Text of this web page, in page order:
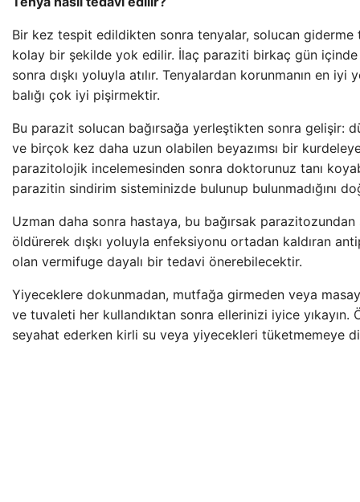
Bir kez tespit edildikten sonra tenyalar, solucan
kolay bir şekilde yok edilir. İlaç paraziti birkaç gün
sonra dışkı yoluyla atılır. Tenyalardan korunmanın en
balığı çok iyi pişirmektir.
Bu parazit solucan bağırsağa yerleştikten sonra gelişir:
ve birçok kez daha uzun olabilen beyazımsı bir kurdeleye
parazitolojik incelemesinden sonra doktorunuz tanı
parazitin sindirim sisteminizde bulunup bulunmadığını
Uzman daha sonra hastaya, bu bağırsak parazitozundan
öldürerek dışkı yoluyla enfeksiyonu ortadan kaldıran
olan vermifuge dayalı bir tedavi önerebilecektir.
Yiyeceklere dokunmadan, mutfağa girmeden veya
ve tuvaleti her kullandıktan sonra ellerinizi iyice yıkayın.
seyahat ederken kirli su veya yiyecekleri tüketmemeye